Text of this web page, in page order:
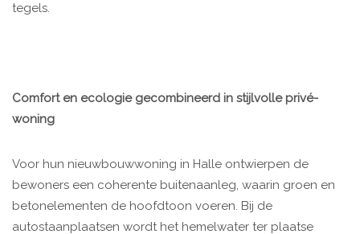
tegels.
Comfort en ecologie gecombineerd in stijlvolle privé-
woning
Voor hun nieuwbouwwoning in Halle ontwierpen de
bewoners een coherente buitenaanleg, waarin groen en
betonelementen de hoofdtoon voeren. Bij de
autostaanplaatsen wordt het hemelwater ter plaatse